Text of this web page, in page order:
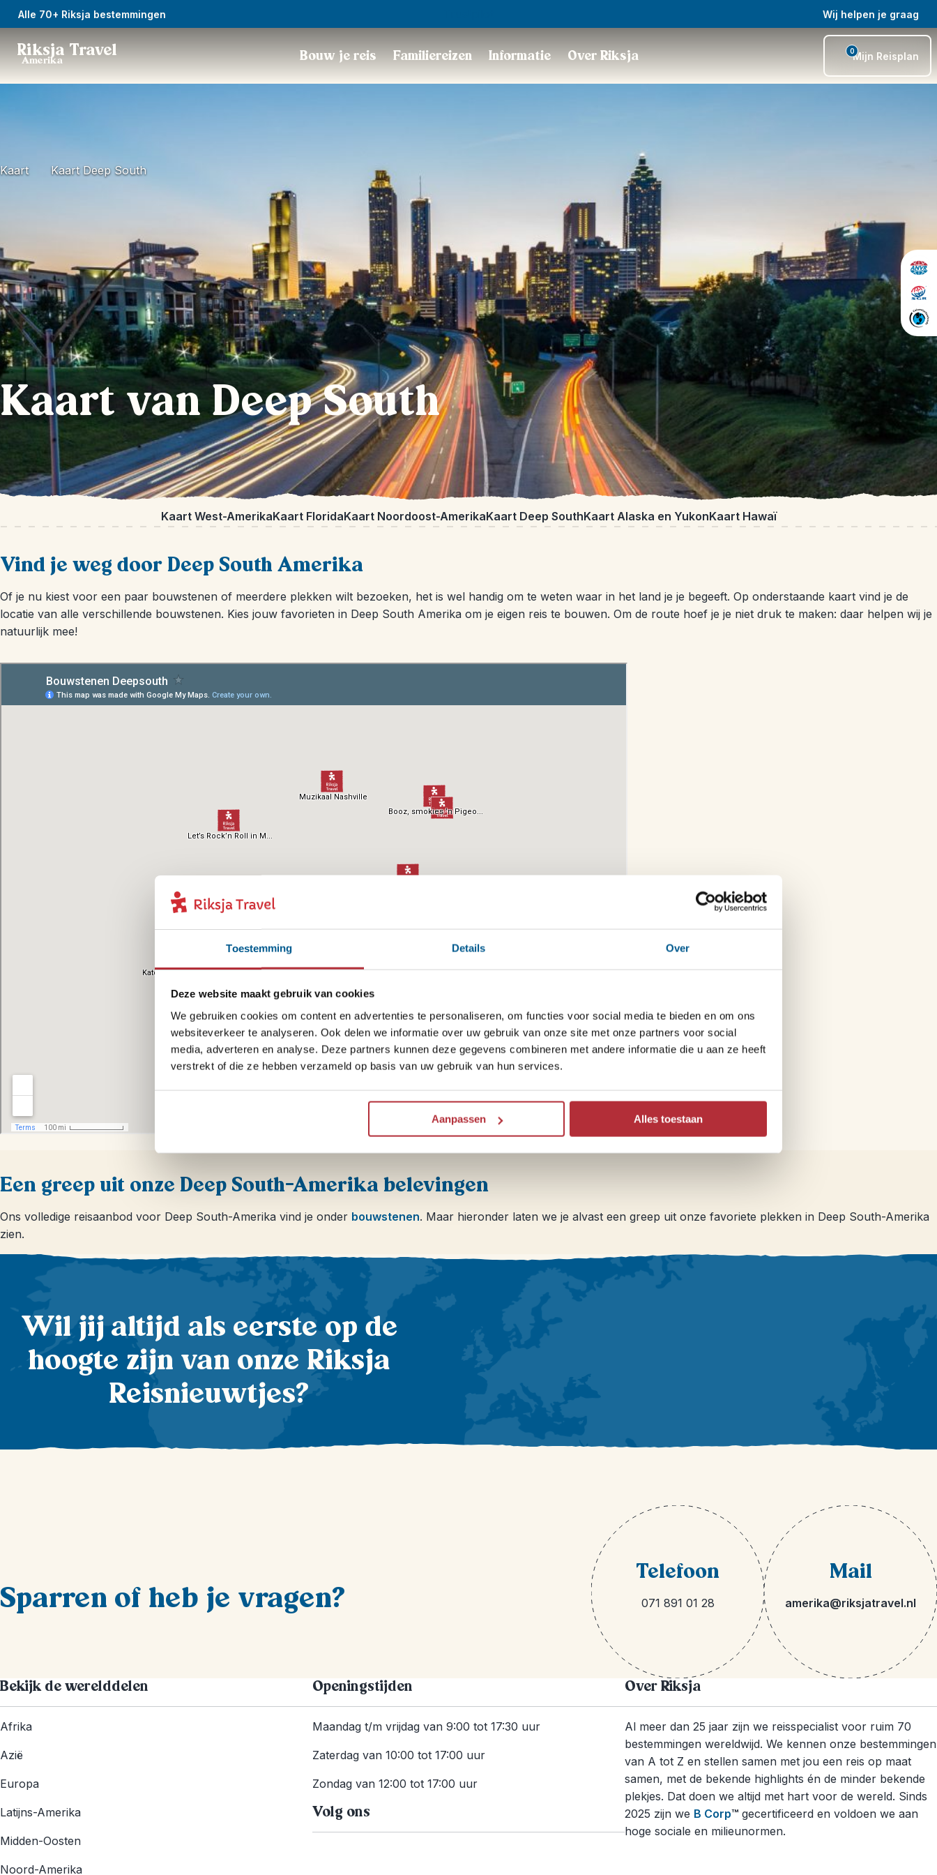
Toestemming Details Over
Deze website maakt gebruik van cookies
We gebruiken cookies om content en advertenties te personaliseren, om functies voor social media te bieden en om ons
websiteverkeer te analyseren. Ook delen we informatie over uw gebruik van onze site met onze partners voor social
media, adverteren en analyse. Deze partners kunnen deze gegevens combineren met andere informatie die u aan ze heeft
verstrekt of die ze hebben verzameld op basis van uw gebruik van hun services.
Aanpassen Alles toestaan
Alle 70+ Riksja bestemmingen Wij helpen je graag
Riksja Travel
Amerika Bouw je reis Familiereizen Informatie Over Riksja 0Mijn Reisplan
Kaart Kaart Deep South
Kaart van Deep South
Kaart West-AmerikaKaart FloridaKaart Noordoost-AmerikaKaart Deep SouthKaart Alaska en YukonKaart Hawaï
Vind je weg door Deep South Amerika
Of je nu kiest voor een paar bouwstenen of meerdere plekken wilt bezoeken, het is wel handig om te weten waar in het land je je begeeft. Op onderstaande kaart vind je de
locatie van alle verschillende bouwstenen. Kies jouw favorieten in Deep South Amerika om je eigen reis te bouwen. Om de route hoef je je niet druk te maken: daar helpen wij je
natuurlijk mee!
Een greep uit onze Deep South-Amerika belevingen
Ons volledige reisaanbod voor Deep South-Amerika vind je onder bouwstenen. Maar hieronder laten we je alvast een greep uit onze favoriete plekken in Deep South-Amerika
zien.
Wil jij altijd als eerste op de
hoogte zijn van onze Riksja
Reisnieuwtjes?
Sparren of heb je vragen?
Telefoon
071 891 01 28
Mail
amerika@riksjatravel.nl
Bekijk de werelddelen
Afrika
Azië
Europa
Latijns-Amerika
Midden-Oosten
Noord-Amerika
Openingstijden
Maandag t/m vrijdag van 9:00 tot 17:30 uur
Zaterdag van 10:00 tot 17:00 uur
Zondag van 12:00 tot 17:00 uur
Volg ons
Over Riksja
Al meer dan 25 jaar zijn we reisspecialist voor ruim 70
bestemmingen wereldwijd. We kennen onze bestemmingen
van A tot Z en stellen samen met jou een reis op maat
samen, met de bekende highlights én de minder bekende
plekjes. Dat doen we altijd met hart voor de wereld. Sinds
2025 zijn we B Corp™ gecertificeerd en voldoen we aan
hoge sociale en milieunormen.